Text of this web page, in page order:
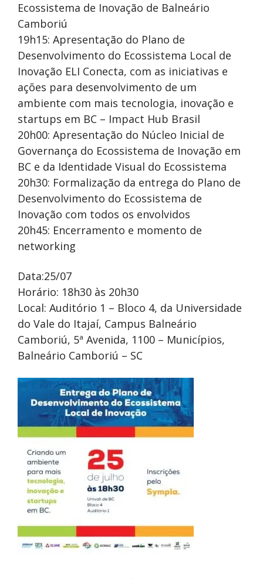
Ecossistema de Inovação de Balneário
Camboriú
19h15: Apresentação do Plano de
Desenvolvimento do Ecossistema Local de
Inovação ELI Conecta, com as iniciativas e
ações para desenvolvimento de um
ambiente com mais tecnologia, inovação e
startups em BC – Impact Hub Brasil
20h00: Apresentação do Núcleo Inicial de
Governança do Ecossistema de Inovação em
BC e da Identidade Visual do Ecossistema
20h30: Formalização da entrega do Plano de
Desenvolvimento do Ecossistema de
Inovação com todos os envolvidos
20h45: Encerramento e momento de
networking
Data:25/07
Horário: 18h30 às 20h30
Local: Auditório 1 – Bloco 4, da Universidade
do Vale do Itajaí, Campus Balneário
Camboriú, 5ª Avenida, 1100 – Municípios,
Balneário Camboriú – SC